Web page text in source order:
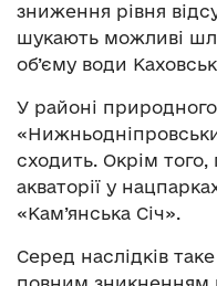
зниження рівня
шукають можливі
об’єму води
У районі
сходить. Окрім
акваторії у
«Кам’янська Січ».
Серед наслідків